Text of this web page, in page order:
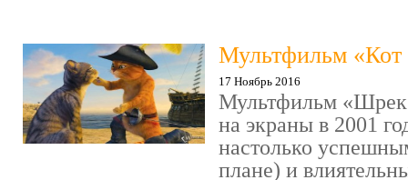
Мультфильм «Кот
17 Ноябрь 2016
Мультфильм
на экраны в 2001
настолько
плане) и